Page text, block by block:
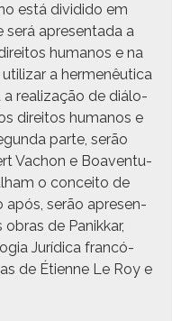
está divi­di­do em
será apre­sen­ta­da a
humanos e na
a her­menêu­ti­ca
real­iza­ção de diál­o­
dire­itos humanos e
parte, serão
Vachon e Boaven­tu­
o con­ceito de
após, serão apre­sen­
de Panikkar,
Jurídi­ca francó­
de Éti­enne Le Roy e